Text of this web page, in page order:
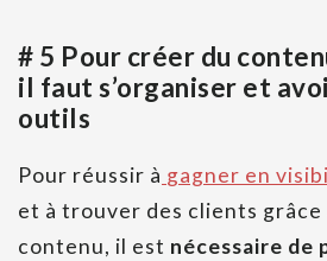
# 5 Pour créer du
il faut s’organiser et
outils
Pour réussir à gagner en
et à trouver des clients grâce
contenu, il est nécessaire de